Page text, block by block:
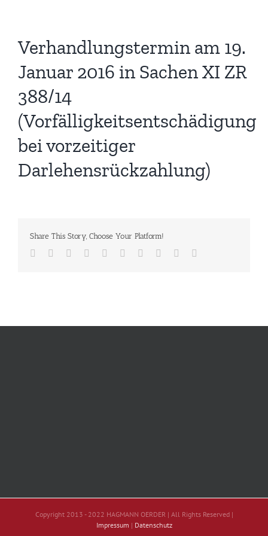
Verhandlungstermin am 19.
Januar 2016 in Sachen XI ZR
388/14
(Vorfälligkeitsentschädigung
bei vorzeitiger
Darlehensrückzahlung)
Share This Story, Choose Your Platform!
Facebook
TwitterReddit LinkedInWhatsApp
TumblrPinterest Xing
Copyright 2013 - 2022 HAGMANN OERDER | All Rights Reserved |
Impressum | Datenschutz